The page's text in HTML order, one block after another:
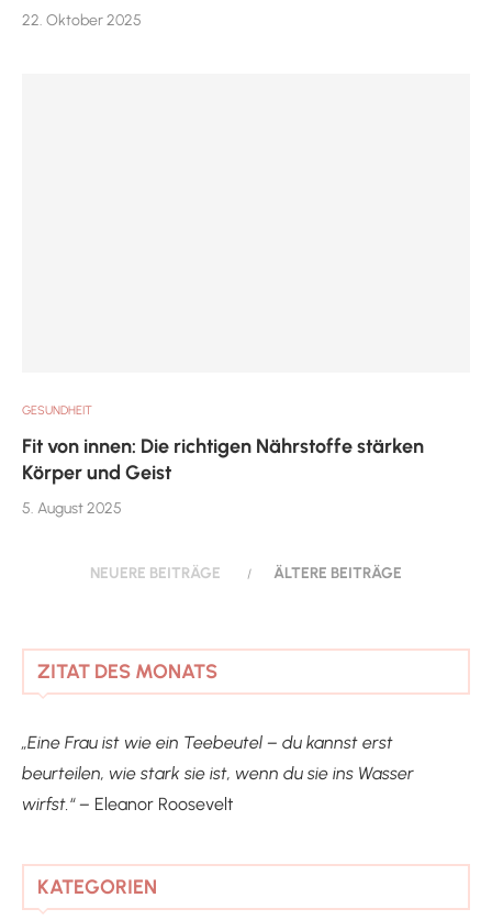
22. Oktober 2025
GESUNDHEIT
Fit von innen: Die richtigen Nährstoffe stärken
Körper und Geist
5. August 2025
NEUERE BEITRÄGE ÄLTERE BEITRÄGE
ZITAT DES MONATS
„Eine Frau ist wie ein Teebeutel – du kannst erst
beurteilen, wie stark sie ist, wenn du sie ins Wasser
wirfst.“ – Eleanor Roosevelt
KATEGORIEN